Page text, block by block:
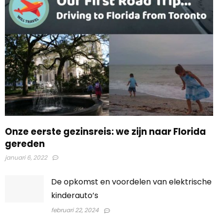
Onze eerste gezinsreis: we zijn naar Florida
gereden
januari 6, 2022
De opkomst en voordelen van elektrische
kinderauto’s
februari 22, 2024